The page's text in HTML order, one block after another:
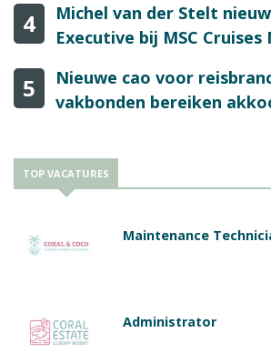
4
Michel van der Stelt
Executive bij MSC Cruises
5
Nieuwe cao voor
vakbonden bereiken
TOP VACATURES
Maintenance
Administrator